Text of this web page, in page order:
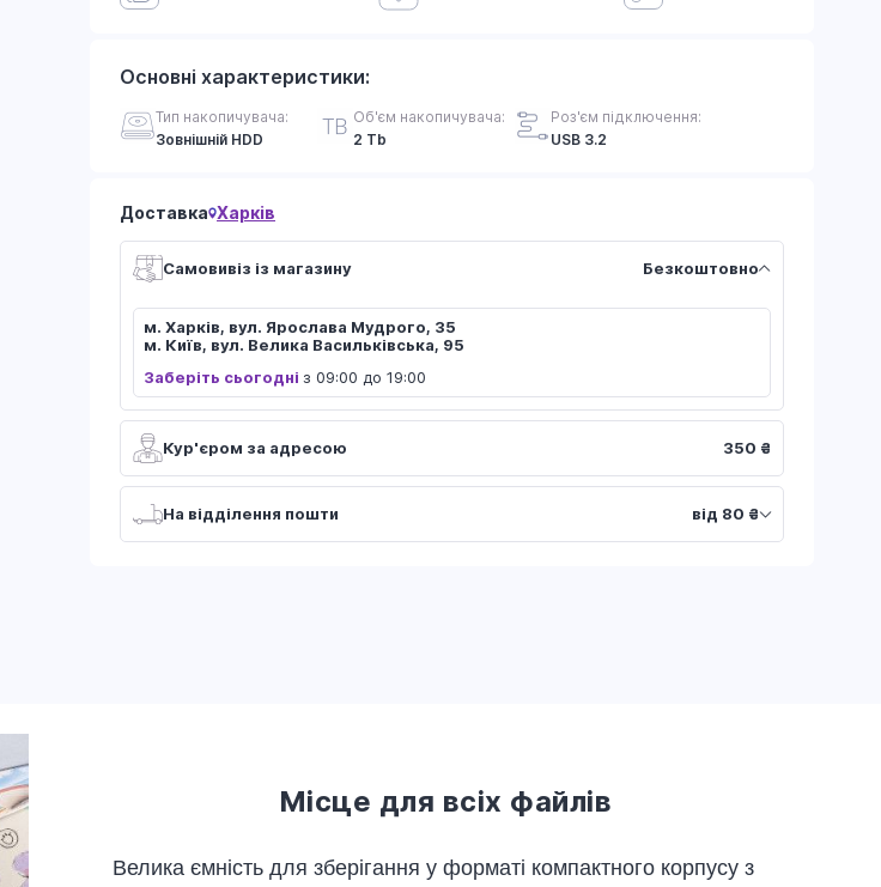
Основні характеристики:
Тип накопичувача:
Зовнішній HDD
Об'єм накопичувача:
2 Tb
Роз'єм підключення:
USB 3.2
Доставка Харків
Самовивіз із магазину Безкоштовно
м. Харків, вул. Ярослава Мудрого, 35
м. Київ, вул. Велика Васильківська, 95
Заберіть сьогодні з 09:00 до 19:00
Кур'єром за адресою 350 ₴
На відділення пошти від 80 ₴
Місце для всіх файлів
Велика ємність для зберігання у форматі компактного корпусу з